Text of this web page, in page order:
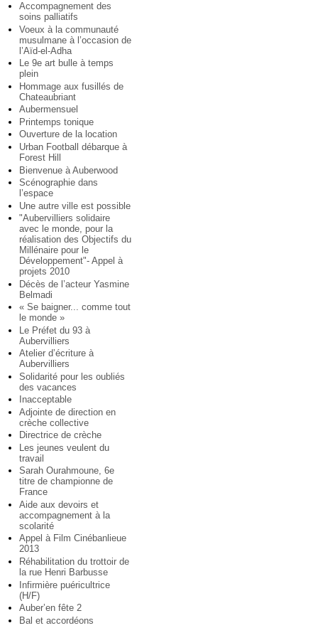
Accompagnement des
soins palliatifs
Voeux à la communauté
musulmane à l’occasion de
l’Aïd-el-Adha
Le 9e art bulle à temps
plein
Hommage aux fusillés de
Chateaubriant
Aubermensuel
Printemps tonique
Ouverture de la location
Urban Football débarque à
Forest Hill
Bienvenue à Auberwood
Scénographie dans
l’espace
Une autre ville est possible
"Aubervilliers solidaire
avec le monde, pour la
réalisation des Objectifs du
Millénaire pour le
Développement"- Appel à
projets 2010
Décès de l’acteur Yasmine
Belmadi
« Se baigner... comme tout
le monde »
Le Préfet du 93 à
Aubervilliers
Atelier d’écriture à
Aubervilliers
Solidarité pour les oubliés
des vacances
Inacceptable
Adjointe de direction en
crèche collective
Directrice de crèche
Les jeunes veulent du
travail
Sarah Ourahmoune, 6e
titre de championne de
France
Aide aux devoirs et
accompagnement à la
scolarité
Appel à Film Cinébanlieue
2013
Réhabilitation du trottoir de
la rue Henri Barbusse
Infirmière puéricultrice
(H/F)
Auber’en fête 2
Bal et accordéons